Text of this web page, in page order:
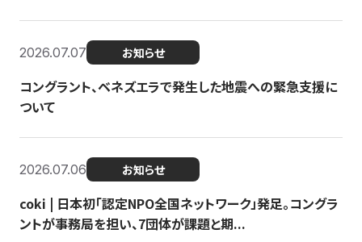
2026.07.07 お知らせ
コングラント、ベネズエラで発生した地震への緊急支援に
ついて
2026.07.06 お知らせ
coki | 日本初「認定NPO全国ネットワーク」発足。コングラ
ントが事務局を担い、7団体が課題と期...